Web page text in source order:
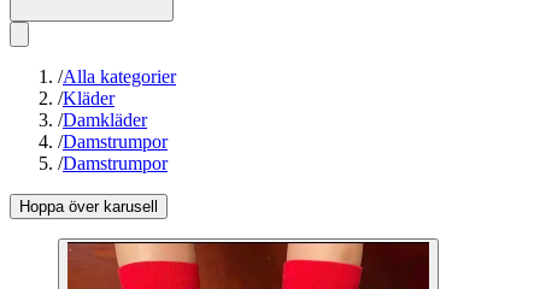
/Alla kategorier
/Kläder
/Damkläder
/Damstrumpor
/Damstrumpor
Hoppa över karusell